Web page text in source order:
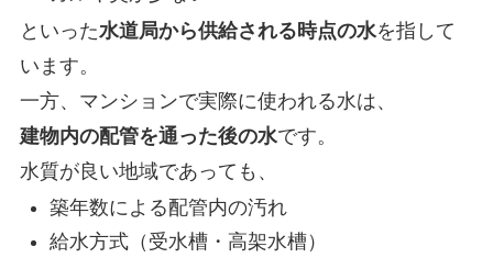
といった水道局から供給される時点の水を指して
います。
一方、マンションで実際に使われる水は、
建物内の配管を通った後の水です。
水質が良い地域であっても、
築年数による配管内の汚れ
給水方式（受水槽・高架水槽）